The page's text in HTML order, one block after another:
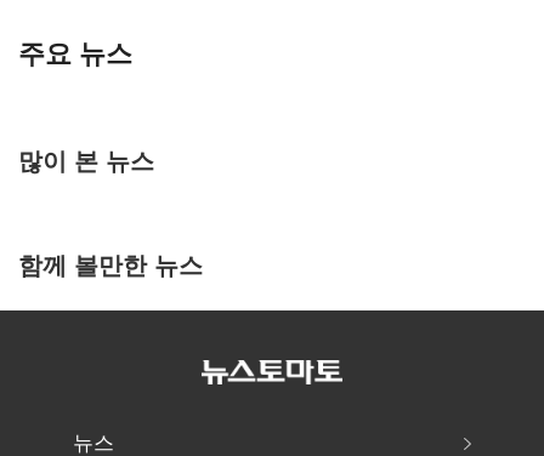
주요 뉴스
많이 본 뉴스
함께 볼만한 뉴스
뉴스